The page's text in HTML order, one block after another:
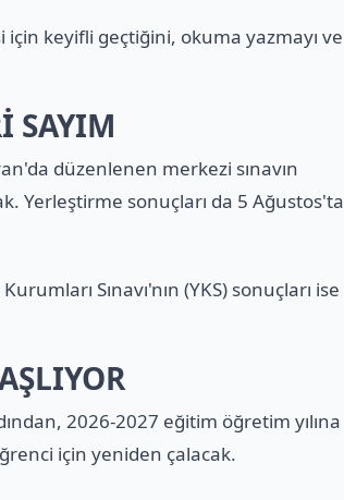
için keyifli geçtiğini, okuma yazmayı ve
SAYIM
düzenlenen merkezi sınavın
Yerleştirme sonuçları da 5 Ağustos'ta
Sınavı'nın (YKS) sonuçları ise
2026-2027 eğitim öğretim yılına
için yeniden çalacak.